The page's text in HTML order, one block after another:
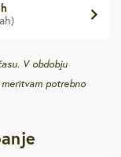
V obdobju
potrebno